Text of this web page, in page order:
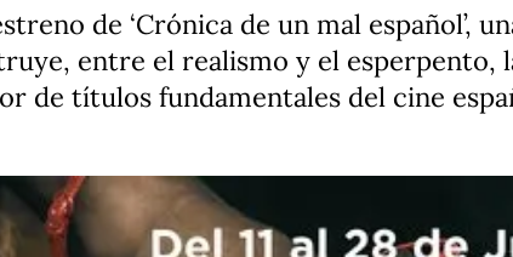
de ‘Crónica de un mal español’,
entre el realismo y el esperpento,
de títulos fundamentales del cine